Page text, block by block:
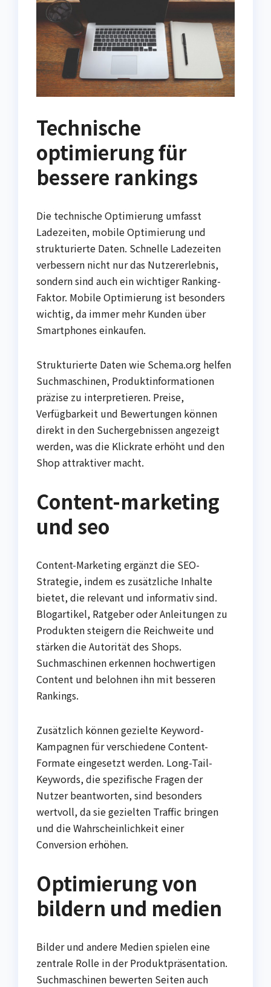
Technische
optimierung für
bessere rankings
Die technische Optimierung umfasst
Ladezeiten, mobile Optimierung und
strukturierte Daten. Schnelle Ladezeiten
verbessern nicht nur das Nutzererlebnis,
sondern sind auch ein wichtiger Ranking-
Faktor. Mobile Optimierung ist besonders
wichtig, da immer mehr Kunden über
Smartphones einkaufen.
Strukturierte Daten wie Schema.org helfen
Suchmaschinen, Produktinformationen
präzise zu interpretieren. Preise,
Verfügbarkeit und Bewertungen können
direkt in den Suchergebnissen angezeigt
werden, was die Klickrate erhöht und den
Shop attraktiver macht.
Content-marketing
und seo
Content-Marketing ergänzt die SEO-
Strategie, indem es zusätzliche Inhalte
bietet, die relevant und informativ sind.
Blogartikel, Ratgeber oder Anleitungen zu
Produkten steigern die Reichweite und
stärken die Autorität des Shops.
Suchmaschinen erkennen hochwertigen
Content und belohnen ihn mit besseren
Rankings.
Zusätzlich können gezielte Keyword-
Kampagnen für verschiedene Content-
Formate eingesetzt werden. Long-Tail-
Keywords, die spezifische Fragen der
Nutzer beantworten, sind besonders
wertvoll, da sie gezielten Traffic bringen
und die Wahrscheinlichkeit einer
Conversion erhöhen.
Optimierung von
bildern und medien
Bilder und andere Medien spielen eine
zentrale Rolle in der Produktpräsentation.
Suchmaschinen bewerten Seiten auch